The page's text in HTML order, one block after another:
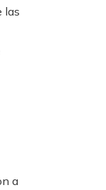
las
a